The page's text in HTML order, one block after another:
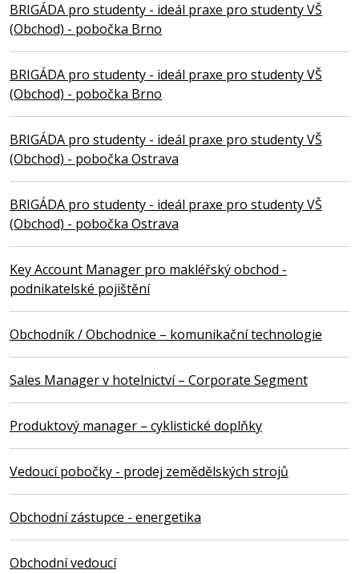
BRIGÁDA pro studenty - ideál praxe pro studenty VŠ
(Obchod) - pobočka Brno
BRIGÁDA pro studenty - ideál praxe pro studenty VŠ
(Obchod) - pobočka Brno
BRIGÁDA pro studenty - ideál praxe pro studenty VŠ
(Obchod) - pobočka Ostrava
BRIGÁDA pro studenty - ideál praxe pro studenty VŠ
(Obchod) - pobočka Ostrava
Key Account Manager pro makléřský obchod -
podnikatelské pojištění
Obchodník / Obchodnice – komunikační technologie
Sales Manager v hotelnictví – Corporate Segment
Produktový manager – cyklistické doplňky
Vedoucí pobočky - prodej zemědělských strojů
Obchodní zástupce - energetika
Obchodní vedoucí